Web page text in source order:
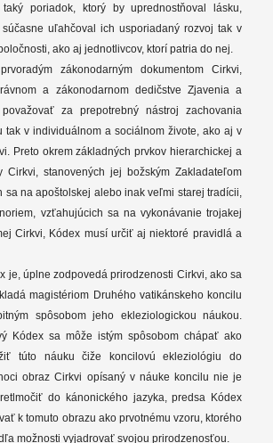
poriadok, ktorý by uprednostňoval lásku,
uľahčoval ich usporiadaný rozvoj tak v
ako aj jednotlivcov, ktorí patria do nej.
zákonodarným dokumentom Cirkvi,
a zákonodarnom dedičstve Zjavenia a
za prepotrebný nástroj zachovania
tak v individuálnom a sociálnom živote, ako aj v
Preto okrem základných prvkov hierarchickej a
Cirkvi, stanovených jej božským Zakladateľom
sa na apoštolskej alebo inak veľmi starej tradícii,
vzťahujúcich sa na vykonávanie trojakej
Cirkvi, Kódex musí určiť aj niektoré pravidlá a
je, úplne zodpovedá prirodzenosti Cirkvi, ako sa
magistériom Druhého vatikánskeho koncilu
spôsobom jeho ekleziologickou náukou.
Kódex sa môže istým spôsobom chápať ako
túto náuku čiže koncilovú ekleziológiu do
obraz Cirkvi opísaný v náuke koncilu nie je
do kánonického jazyka, predsa Kódex
k tomuto obrazu ako prvotnému vzoru, ktorého
možnosti vyjadrovať svojou prirodzenosťou.